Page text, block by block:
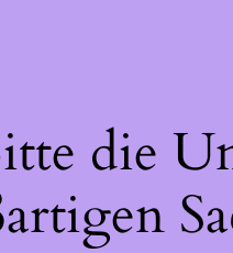
die